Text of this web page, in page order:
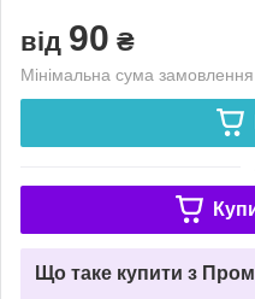
від 90 ₴
Мінімальна сума
Що таке купити з